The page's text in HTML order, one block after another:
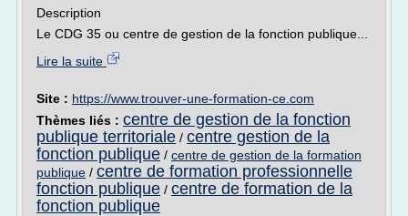
Description
Le CDG 35 ou centre de gestion de la fonction publique...
Lire la suite
Site : https://www.trouver-une-formation-ce.com
Thèmes liés : centre de gestion de la fonction
publique territoriale / centre gestion de la
fonction publique / centre de gestion de la formation
publique / centre de formation professionnelle
fonction publique / centre de formation de la
fonction publique